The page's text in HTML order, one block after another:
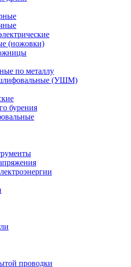
(ножовки)
по металлу
(УШМ)
бурения
проводки